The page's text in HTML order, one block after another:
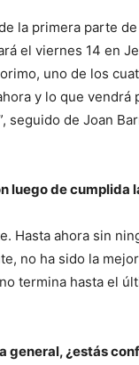
la primera parte
el viernes 14 en
uno de los
y lo que
seguido de Joan
luego de cumplida
Hasta ahora sin
no ha sido la
termina hasta el
general, ¿estás